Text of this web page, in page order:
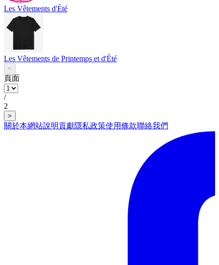
Les Vêtements d'Été
Les Vêtements de Printemps et d'Été
<
頁面
/
2
>
關於本網站說明貢獻隱私政策使用條款聯絡我們